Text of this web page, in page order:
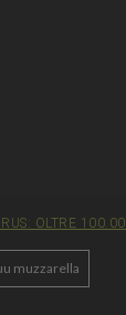
OLTRE
muzzarella